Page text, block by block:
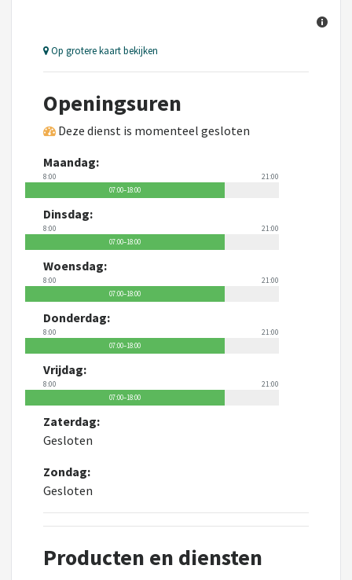
Op grotere kaart bekijken
Openingsuren
Deze dienst is momenteel gesloten
Maandag:
8:00 21:00
07:00–18:00
Dinsdag:
8:00 21:00
07:00–18:00
Woensdag:
8:00 21:00
07:00–18:00
Donderdag:
8:00 21:00
07:00–18:00
Vrijdag:
8:00 21:00
07:00–18:00
Zaterdag:
Gesloten
Zondag:
Gesloten
Producten en diensten